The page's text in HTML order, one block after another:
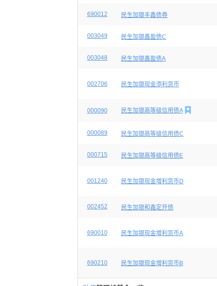
690012 民生加银丰鑫债券
003049 民生加银鑫盈债C
003048 民生加银鑫盈债A
002706 民生加银现金添利货币
000090 民生加银高等级信用债A 
000089 民生加银高等级信用债C
000715 民生加银高等级信用债E
001240 民生加银现金增利货币D
002452 民生加银和鑫定开债
690010 民生加银现金增利货币A
690210 民生加银现金增利货币B